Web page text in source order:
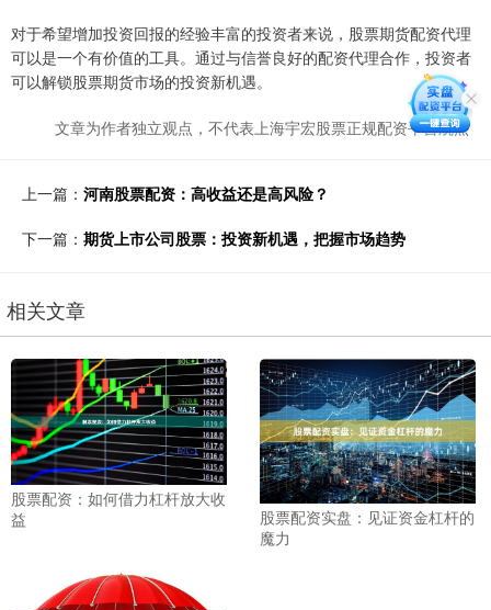
对于希望增加投资回报的经验丰富的投资者来说，股票期货配资代理
可以是一个有价值的工具。通过与信誉良好的配资代理合作，投资者
可以解锁股票期货市场的投资新机遇。
文章为作者独立观点，不代表上海宇宏股票正规配资平台观点
上一篇： 河南股票配资：高收益还是高风险？
下一篇： 期货上市公司股票：投资新机遇，把握市场趋势
相关文章
股票配资：如何借力杠杆放大收
益
股票配资实盘：见证资金杠杆的
魔力